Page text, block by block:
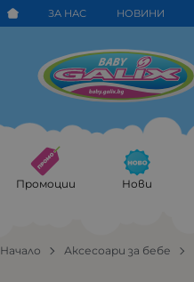
ЗА НАС НОВИНИ
Промоции Нови
Начало Аксесоари за бебе